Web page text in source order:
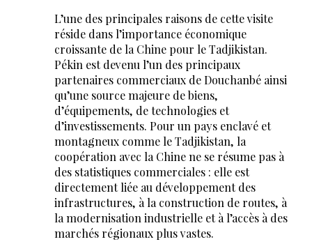
L’une des principales raisons de cette visite
réside dans l’importance économique
croissante de la Chine pour le Tadjikistan.
Pékin est devenu l’un des principaux
partenaires commerciaux de Douchanbé ainsi
qu’une source majeure de biens,
d’équipements, de technologies et
d’investissements. Pour un pays enclavé et
montagneux comme le Tadjikistan, la
coopération avec la Chine ne se résume pas à
des statistiques commerciales : elle est
directement liée au développement des
infrastructures, à la construction de routes, à
la modernisation industrielle et à l’accès à des
marchés régionaux plus vastes.